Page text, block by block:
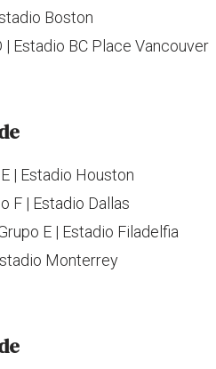
Boston
| Estadio BC Place Vancouver
| Estadio Houston
F | Estadio Dallas
E | Estadio Filadelfia
Monterrey